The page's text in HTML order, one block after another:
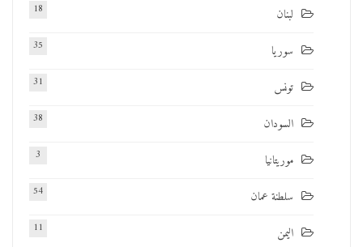
لبنان 18
سوريا 35
تونس 31
السودان 38
موريتانيا 3
سلطنة عمان 54
اليمن 11